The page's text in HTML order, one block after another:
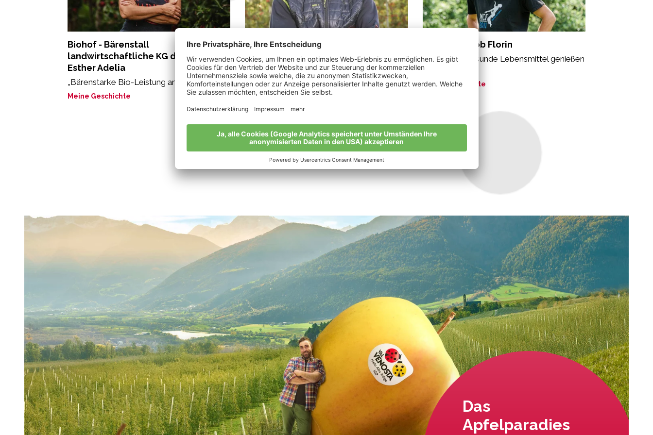
Biohof - Bärenstall
landwirtschaftliche KG der Stricker
Esther Adelia
„Bärenstarke Bio-Leistung am Bärenstall“
Meine Geschichte
Spechtenhauser Stefan
"Ich möchte meinen Söhnen einen guten
Boden hinterlassen"
Meine Geschichte
Pedross Jakob Florin
„Alle sollen gesunde Lebensmittel genießen
dürfen“
Meine Geschichte
Alle Bio-Bauern im Überblick
Das
Apfelparadies